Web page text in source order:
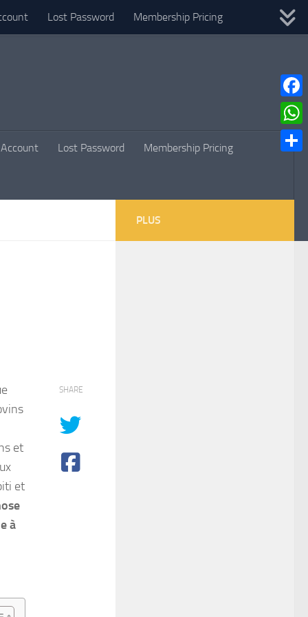
Lost Password Membership Pricing
Lost Password Membership Pricing
et
et
à
SHARE
PLUS